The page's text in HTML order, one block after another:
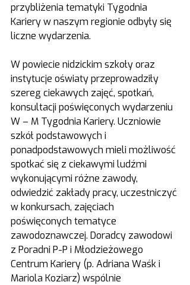
przybliżenia tematyki Tygodnia
Kariery w naszym regionie odbyły się
liczne wydarzenia.
W powiecie nidzickim szkoły oraz
instytucje oświaty przeprowadziły
szereg ciekawych zajęć, spotkań,
konsultacji poświęconych wydarzeniu
W – M Tygodnia Kariery. Uczniowie
szkół podstawowych i
ponadpodstawowych mieli możliwość
spotkać się z ciekawymi ludźmi
wykonującymi różne zawody,
odwiedzić zakłady pracy, uczestniczyć
w konkursach, zajęciach
poświęconych tematyce
zawodoznawczej. Doradcy zawodowi
z Poradni P-P i Młodzieżowego
Centrum Kariery (p. Adriana Waśk i
Mariola Koziarz) wspólnie